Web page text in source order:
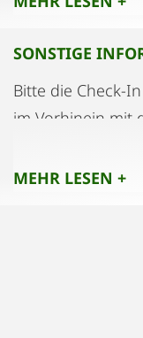
SONSTIGE
Bitte die Check-
im Vorhinein mit
MEHR LESEN +